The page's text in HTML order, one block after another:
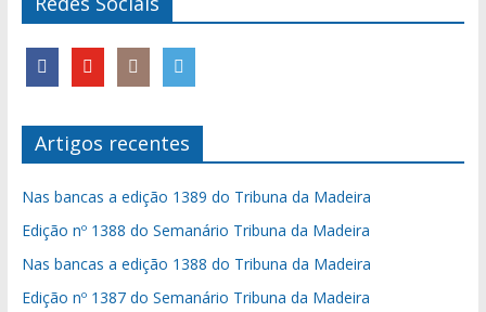
Artigos recentes
Nas bancas a edição 1389 do Tribuna da Madeira
Edição nº 1388 do Semanário Tribuna da Madeira
Nas bancas a edição 1388 do Tribuna da Madeira
Edição nº 1387 do Semanário Tribuna da Madeira